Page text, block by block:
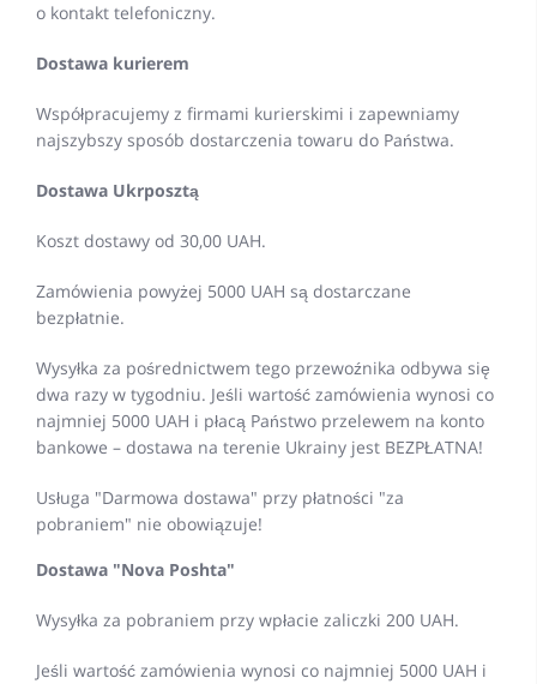
o kontakt telefoniczny.
Dostawa kurierem
Współpracujemy z firmami kurierskimi i zapewniamy
najszybszy sposób dostarczenia towaru do Państwa.
Dostawa Ukrposztą
Koszt dostawy od 30,00 UAH.
Zamówienia powyżej 5000 UAH są dostarczane
bezpłatnie.
Wysyłka za pośrednictwem tego przewoźnika odbywa się
dwa razy w tygodniu. Jeśli wartość zamówienia wynosi co
najmniej 5000 UAH i płacą Państwo przelewem na konto
bankowe – dostawa na terenie Ukrainy jest BEZPŁATNA!
Usługa "Darmowa dostawa" przy płatności "za
pobraniem" nie obowiązuje!
Dostawa "Nova Poshta"
Wysyłka za pobraniem przy wpłacie zaliczki 200 UAH.
Jeśli wartość zamówienia wynosi co najmniej 5000 UAH i